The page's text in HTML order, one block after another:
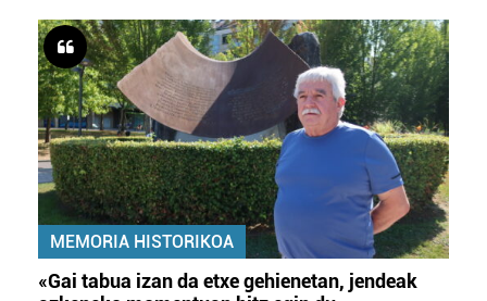
MEMORIA HISTORIKOA
«Gai tabua izan da etxe gehienetan, jendeak